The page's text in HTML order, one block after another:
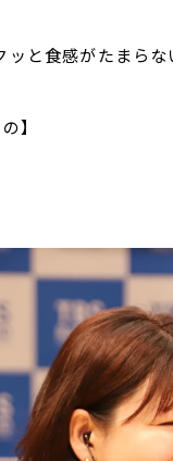
ッと食感がたまらな
】